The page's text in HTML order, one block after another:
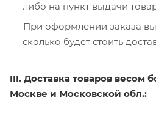
либо на пункт выдачи
При оформлении заказа вы
сколько будет стоить
III. Доставка товаров весом
Москве и Московской обл.: